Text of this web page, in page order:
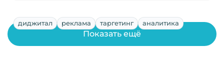
диджитал реклама таргетинг аналитика
Показать ещё